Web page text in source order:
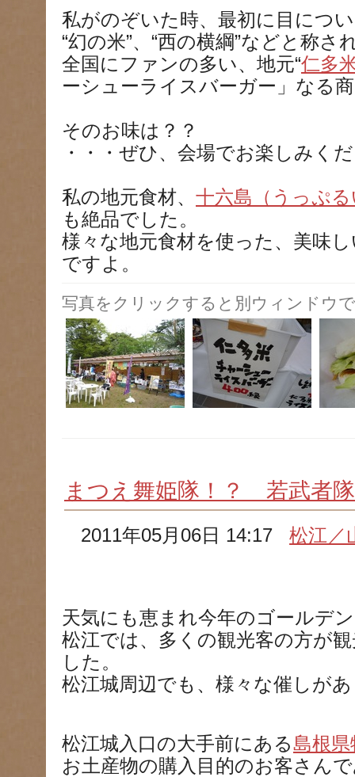
私がのぞいた時、最初に目につ
“幻の米”、“西の横綱”などと称さ
全国にファンの多い、地元“仁多
ーシューライスバーガー」なる
そのお味は？？
・・・ぜひ、会場でお楽しみく
私の地元食材、 十六島（うっぷ
も絶品でした。
様々な地元食材を使った、美味
ですよ。
写真をクリックすると別ウィンドウ
まつえ舞姫隊！？ 若武者
2011年05月06日 14:17松江／
天気にも恵まれ今年のゴールデ
松江では、多くの観光客の方が
した。
松江城周辺でも、様々な催しが
松江城入口の大手前にある島根県
お土産物の購入目的のお客さん